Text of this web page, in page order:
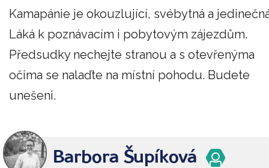
Kamapánie je okouzlující, svébytná a
Láká k poznávacím i pobytovým zájezdům.
Předsudky nechejte stranou a s otevřenýma
očima se nalaďte na místní pohodu. Budete
unešeni.
Barbora Šupíková